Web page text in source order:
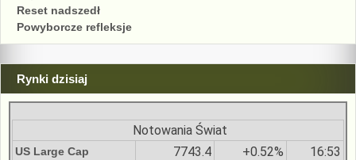
Reset nadszedł
Powyborcze refleksje
Rynki dzisiaj
Notowania Świat
US Large Cap 7743.4 +0.52% 16:53